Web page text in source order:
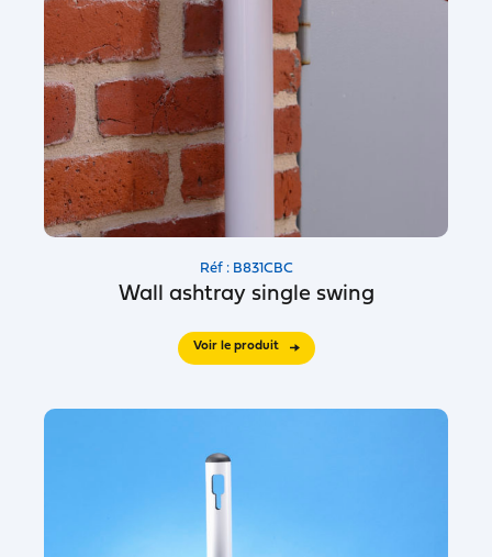
Réf : B831CBC
Wall ashtray single swing
Voir le produit